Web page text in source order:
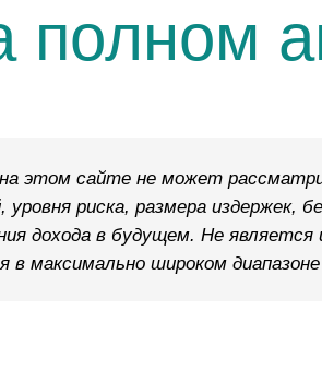
полном
этом сайте не может
уровня риска, размера
дохода в будущем. Не
в максимально широком